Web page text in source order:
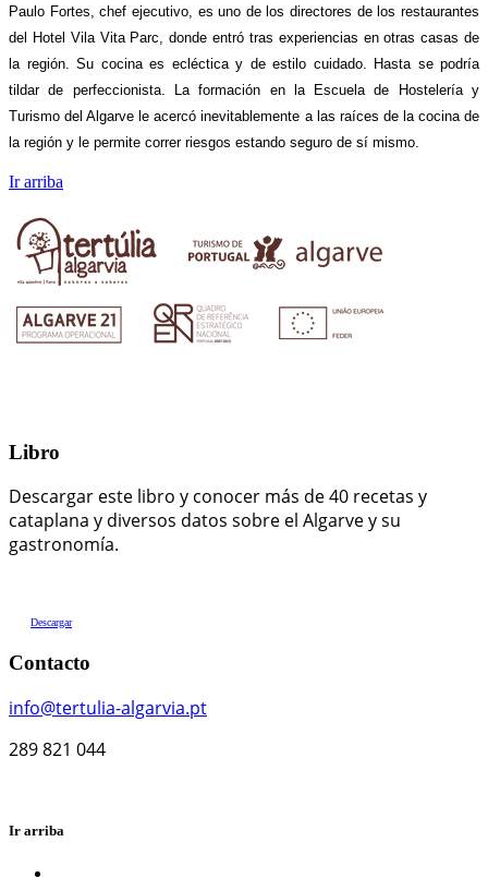
Paulo Fortes, chef ejecutivo, es uno de los directores de los restaurantes
del Hotel Vila Vita Parc, donde entró tras experiencias en otras casas de
la región. Su cocina es ecléctica y de estilo cuidado. Hasta se podría
tildar de perfeccionista. La formación en la Escuela de Hostelería y
Turismo del Algarve le acercó inevitablemente a las raíces de la cocina de
la región y le permite correr riesgos estando seguro de sí mismo.
Ir arriba
Libro
Descargar este libro y conocer más de 40 recetas y
cataplana y diversos datos sobre el Algarve y su
gastronomía.
Descargar
Contacto
info@tertulia-algarvia.pt
289 821 044
Ir arriba